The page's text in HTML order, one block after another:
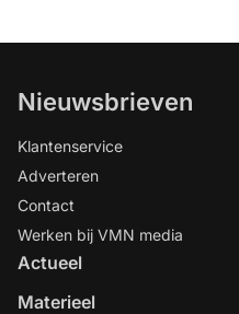
Nieuwsbrieven
Klantenservice
Adverteren
Contact
Werken bij VMN media
Actueel
Materieel